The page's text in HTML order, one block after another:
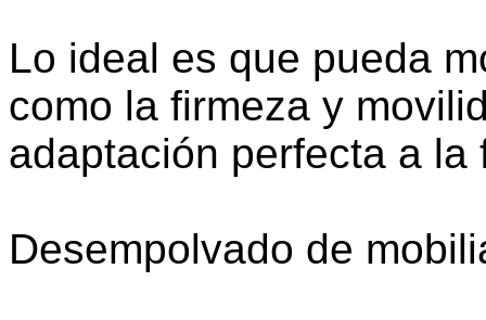
Lo ideal es que pueda
como la firmeza y
adaptación perfecta a
Desempolvado de